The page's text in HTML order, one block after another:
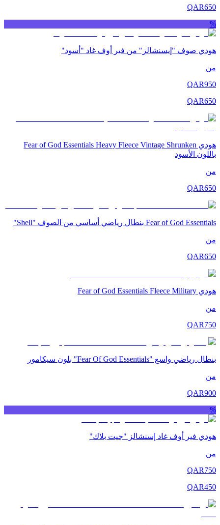
QAR650
%
هودي صوف "إيسنشالز" من فير أوف غاد "أسود"
من
QAR950
QAR650
هودي Fear of God Essentials Heavy Fleece Vintage Shrunken
باللون الأسود
من
QAR650
Fear of God Essentials بنطال رياضي أساسي من الصوف "Shell"
من
QAR650
هودي Fear of God Essentials Fleece Military
من
QAR750
بنطال رياضي واسع "Fear Of God Essentials" بلون سيكامور
من
QAR900
%
هودي فير أوف غاد إسنشالز "جيت بلاك"
من
QAR750
QAR450